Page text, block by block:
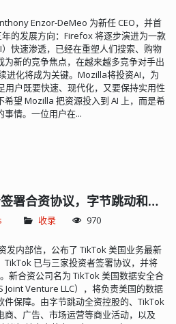
Enzor-DeMeo 为新任 CEO，并首
的发展方向：Firefox 将逐步演进为一款
）快速渗透，已经在重塑人们搜索、购物
新的竞争焦点，在越来越多竞争对手出
进化将成为关键。Mozilla将投资AI，为
户既要快速、现代化，又要保持实用性
望 Mozilla 把资源投入到 AI 上，而是希
情。一位用户在...
TikTok 与美国投资者签署合资协议，字节跳动和新合资公司一起管理
收录 970
发内部信，公布了 TikTok 美国业务最新
已与三家投资者签署协议，并将
新合资公司名为 TikTok 美国数据安全合
Joint Venture LLC），将负责美国的数据
保障。由字节跳动全资控股的、TikTok
、广告、市场运营等商业活动，以及